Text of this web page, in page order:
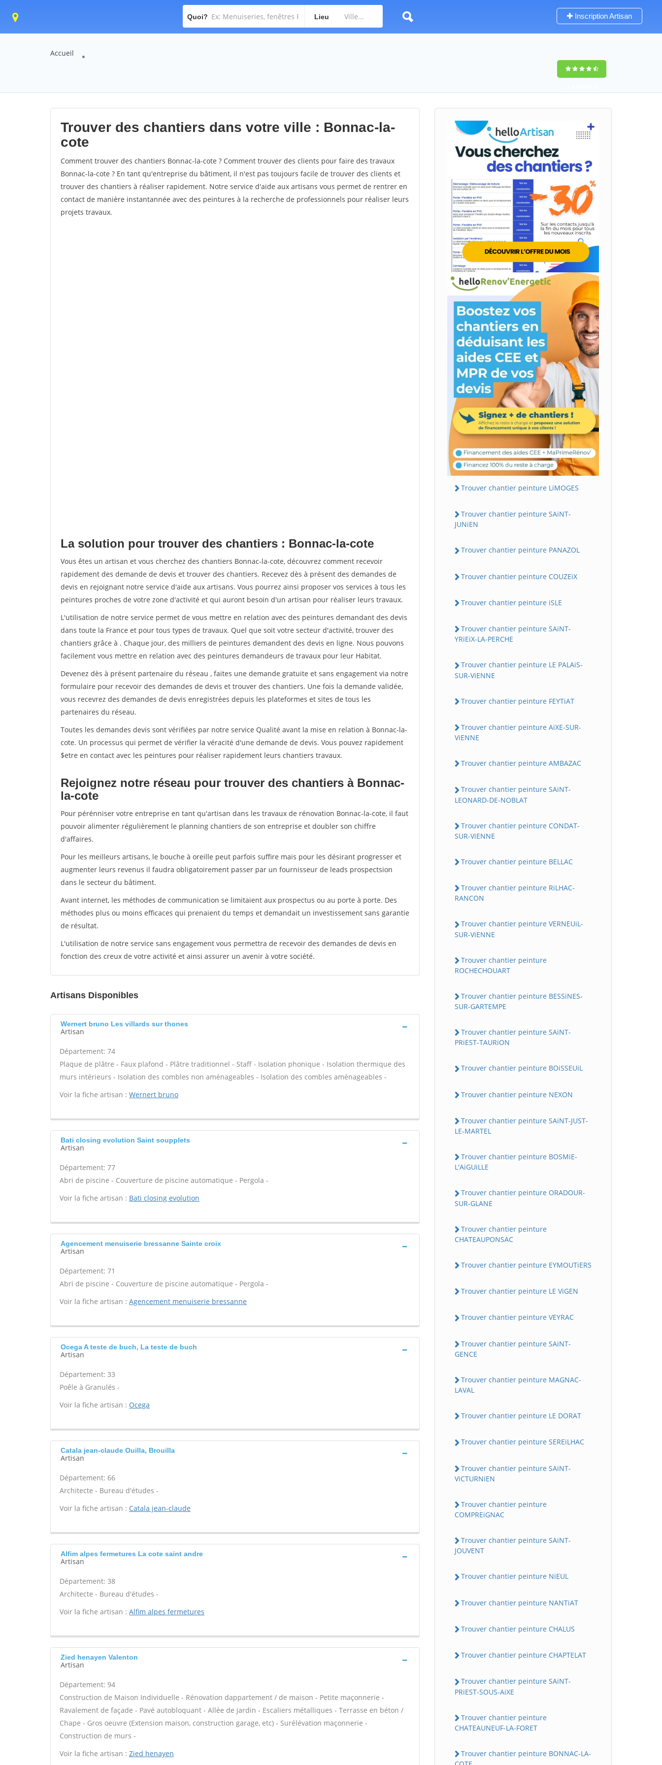
Quoi? Lieu Inscription Artisan
Accueil
Trouver des chantiers dans votre ville : Bonnac-la-
cote
Comment trouver des chantiers Bonnac-la-cote ? Comment trouver des clients pour faire des travaux
Bonnac-la-cote ? En tant qu'entreprise du bâtiment, il n'est pas toujours facile de trouver des clients et
trouver des chantiers à réaliser rapidement. Notre service d'aide aux artisans vous permet de rentrer en
contact de manière instantannée avec des peintures à la recherche de professionnels pour réaliser leurs
projets travaux.
La solution pour trouver des chantiers : Bonnac-la-cote
Vous êtes un artisan et vous cherchez des chantiers Bonnac-la-cote, découvrez comment recevoir
rapidement des demande de devis et trouver des chantiers. Recevez dès à présent des demandes de
devis en rejoignant notre service d'aide aux artisans. Vous pourrez ainsi proposer vos services à tous les
peintures proches de votre zone d'activité et qui auront besoin d'un artisan pour réaliser leurs travaux.
L'utilisation de notre service permet de vous mettre en relation avec des peintures demandant des devis
dans toute la France et pour tous types de travaux. Quel que soit votre secteur d'activité, trouver des
chantiers grâce à . Chaque jour, des milliers de peintures demandent des devis en ligne. Nous pouvons
facilement vous mettre en relation avec des peintures demandeurs de travaux pour leur Habitat.
Devenez dès à présent partenaire du réseau , faites une demande gratuite et sans engagement via notre
formulaire pour recevoir des demandes de devis et trouver des chantiers. Une fois la demande validée,
vous recevrez des demandes de devis enregistrées depuis les plateformes et sites de tous les
partenaires du réseau.
Toutes les demandes devis sont vérifiées par notre service Qualité avant la mise en relation à Bonnac-la-
cote. Un processus qui permet de vérifier la véracité d'une demande de devis. Vous pouvez rapidement
$etre en contact avec les peintures pour réaliser rapidement leurs chantiers travaux.
Rejoignez notre réseau pour trouver des chantiers à Bonnac-
la-cote
Pour pérénniser votre entreprise en tant qu'artisan dans les travaux de rénovation Bonnac-la-cote, il faut
pouvoir alimenter régulièrement le planning chantiers de son entreprise et doubler son chiffre
d'affaires.
Pour les meilleurs artisans, le bouche à oreille peut parfois suffire mais pour les désirant progresser et
augmenter leurs revenus il faudra obligatoirement passer par un fournisseur de leads prospectsion
dans le secteur du bâtiment.
Avant internet, les méthodes de communication se limitaient aux prospectus ou au porte à porte. Des
méthodes plus ou moins efficaces qui prenaient du temps et demandait un investissement sans garantie
de résultat.
L'utilisation de notre service sans engagement vous permettra de recevoir des demandes de devis en
fonction des creux de votre activité et ainsi assurer un avenir à votre société.
Artisans Disponibles
Wernert bruno Les villards sur thones
Artisan
Département: 74
Plaque de plâtre - Faux plafond - Plâtre traditionnel - Staff - Isolation phonique - Isolation thermique des
murs intérieurs - Isolation des combles non aménageables - Isolation des combles aménageables -
Voir la fiche artisan : Wernert bruno
Bati closing evolution Saint soupplets
Artisan
Département: 77
Abri de piscine - Couverture de piscine automatique - Pergola -
Voir la fiche artisan : Bati closing evolution
Agencement menuiserie bressanne Sainte croix
Artisan
Département: 71
Abri de piscine - Couverture de piscine automatique - Pergola -
Voir la fiche artisan : Agencement menuiserie bressanne
Ocega A teste de buch, La teste de buch
Artisan
Département: 33
Poêle à Granulés -
Voir la fiche artisan : Ocega
Catala jean-claude Ouilla, Brouilla
Artisan
Département: 66
Architecte - Bureau d'études -
Voir la fiche artisan : Catala jean-claude
Alfim alpes fermetures La cote saint andre
Artisan
Département: 38
Architecte - Bureau d'études -
Voir la fiche artisan : Alfim alpes fermetures
Zied henayen Valenton
Artisan
Département: 94
Construction de Maison Individuelle - Rénovation dappartement / de maison - Petite maçonnerie -
Ravalement de façade - Pavé autobloquant - Allée de jardin - Escaliers métalliques - Terrasse en béton /
Chape - Gros oeuvre (Extension maison, construction garage, etc) - Surélévation maçonnerie -
Construction de murs -
Voir la fiche artisan : Zied henayen
Trouver chantier peinture LiMOGES
Trouver chantier peinture SAiNT-
JUNiEN
Trouver chantier peinture PANAZOL
Trouver chantier peinture COUZEiX
Trouver chantier peinture iSLE
Trouver chantier peinture SAiNT-
YRiEiX-LA-PERCHE
Trouver chantier peinture LE PALAiS-
SUR-ViENNE
Trouver chantier peinture FEYTiAT
Trouver chantier peinture AiXE-SUR-
ViENNE
Trouver chantier peinture AMBAZAC
Trouver chantier peinture SAiNT-
LEONARD-DE-NOBLAT
Trouver chantier peinture CONDAT-
SUR-ViENNE
Trouver chantier peinture BELLAC
Trouver chantier peinture RiLHAC-
RANCON
Trouver chantier peinture VERNEUiL-
SUR-ViENNE
Trouver chantier peinture
ROCHECHOUART
Trouver chantier peinture BESSiNES-
SUR-GARTEMPE
Trouver chantier peinture SAiNT-
PRiEST-TAURiON
Trouver chantier peinture BOiSSEUiL
Trouver chantier peinture NEXON
Trouver chantier peinture SAiNT-JUST-
LE-MARTEL
Trouver chantier peinture BOSMiE-
L'AiGUiLLE
Trouver chantier peinture ORADOUR-
SUR-GLANE
Trouver chantier peinture
CHATEAUPONSAC
Trouver chantier peinture EYMOUTiERS
Trouver chantier peinture LE ViGEN
Trouver chantier peinture VEYRAC
Trouver chantier peinture SAiNT-
GENCE
Trouver chantier peinture MAGNAC-
LAVAL
Trouver chantier peinture LE DORAT
Trouver chantier peinture SEREiLHAC
Trouver chantier peinture SAiNT-
ViCTURNiEN
Trouver chantier peinture
COMPREiGNAC
Trouver chantier peinture SAiNT-
JOUVENT
Trouver chantier peinture NiEUL
Trouver chantier peinture NANTiAT
Trouver chantier peinture CHALUS
Trouver chantier peinture CHAPTELAT
Trouver chantier peinture SAiNT-
PRiEST-SOUS-AiXE
Trouver chantier peinture
CHATEAUNEUF-LA-FORET
Trouver chantier peinture BONNAC-LA-